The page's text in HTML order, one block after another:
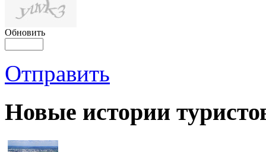
Обновить
Отправить
Новые истории